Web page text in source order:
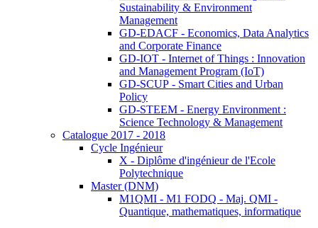
Sustainability & Environment
Management
GD-EDACF - Economics, Data Analytics
and Corporate Finance
GD-IOT - Internet of Things : Innovation
and Management Program (IoT)
GD-SCUP - Smart Cities and Urban
Policy
GD-STEEM - Energy Environment :
Science Technology & Management
Catalogue 2017 - 2018
Cycle Ingénieur
X - Diplôme d'ingénieur de l'Ecole
Polytechnique
Master (DNM)
M1QMI - M1 FODQ - Maj. QMI -
Quantique, mathematiques, informatique